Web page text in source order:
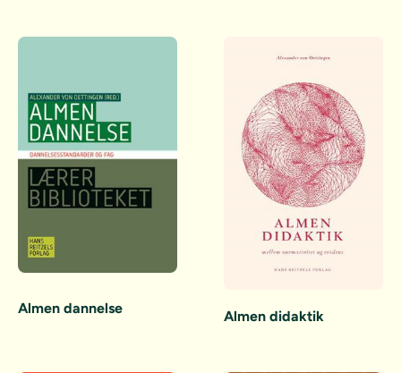
Almen dannelse Almen didaktik